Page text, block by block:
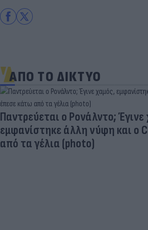
ΑΠΟ ΤΟ ΔΙΚΤΥΟ
Παντρεύεται ο Ρονάλντο; Έγινε
εμφανίστηκε άλλη νύφη και ο
από τα γέλια (photo)